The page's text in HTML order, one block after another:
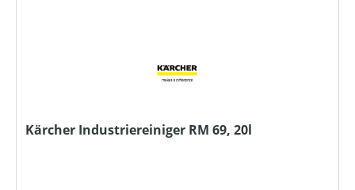
Kärcher Industriereiniger RM 69, 20l